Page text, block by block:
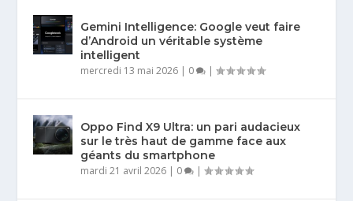
Gemini Intelligence: Google veut faire
d’Android un véritable système
intelligent
mercredi 13 mai 2026 | 0 |
Oppo Find X9 Ultra: un pari audacieux
sur le très haut de gamme face aux
géants du smartphone
mardi 21 avril 2026 | 0 |